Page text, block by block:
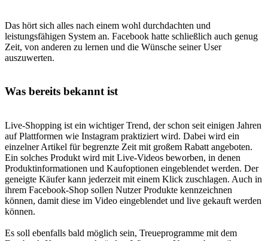
Das hört sich alles nach einem wohl durchdachten und
leistungsfähigen System an. Facebook hatte schließlich auch genug
Zeit, von anderen zu lernen und die Wünsche seiner User
auszuwerten.
Was bereits bekannt ist
Live-Shopping ist ein wichtiger Trend, der schon seit einigen Jahren
auf Plattformen wie Instagram praktiziert wird. Dabei wird ein
einzelner Artikel für begrenzte Zeit mit großem Rabatt angeboten.
Ein solches Produkt wird mit Live-Videos beworben, in denen
Produktinformationen und Kaufoptionen eingeblendet werden. Der
geneigte Käufer kann jederzeit mit einem Klick zuschlagen. Auch in
ihrem Facebook-Shop sollen Nutzer Produkte kennzeichnen
können, damit diese im Video eingeblendet und live gekauft werden
können.
Es soll ebenfalls bald möglich sein, Treueprogramme mit dem